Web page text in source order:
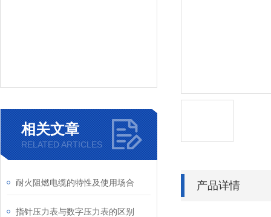
相关文章
RELATED ARTICLES
耐火阻燃电缆的特性及使用场合
指针压力表与数字压力表的区别
产品详情